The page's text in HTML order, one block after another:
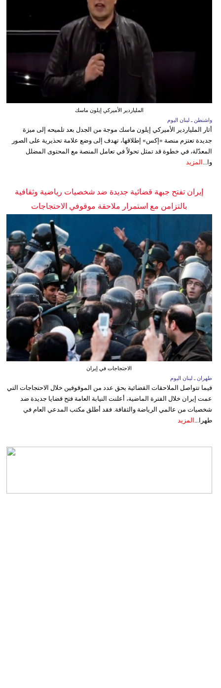
الملياردير الأميركي إيلون ماسك
واشنطن ـ لبنان اليوم
أثار الملياردير الأميركي إيلون ماسك موجة من الجدل بعد تلميحه إلى ميزة
جديدة تعتزم منصة «إكس» إطلاقها، تهدف إلى وضع علامة تحذيرية على الصور
المعدّلة، في خطوة قد تمثل تحولاً في تعامل المنصة مع المحتوى المضلل
وا...
المزيد
إيران تفتح جبهة قضائية جديدة ضد شخصيات رياضية وثقافية
بالتزامن مع استمرار ملاحقة موقوفي الاحتجاجات
الاحتجاجات في إيران
طهران ـ لبنان اليوم
فيما تتواصل الملاحقات القضائية بحق عدد من الموقوفين خلال الاحتجاجات التي
عمت إيران خلال الفترة الماضية، أعلنت النيابة العامة فتح قضايا جديدة ضد
شخصيات من عالمي الرياضة والثقافة. فقد أطلق مكتب المدعي العام في
طهرا... المزيد